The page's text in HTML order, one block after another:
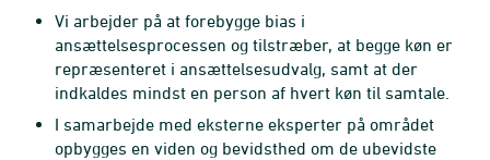
Vi arbejder på at forebygge bias i
ansættelsesprocessen og tilstræber, at begge køn er
repræsenteret i ansættelsesudvalg, samt at der
indkaldes mindst en person af hvert køn til samtale.
I samarbejde med eksterne eksperter på området
opbygges en viden og bevidsthed om de ubevidste